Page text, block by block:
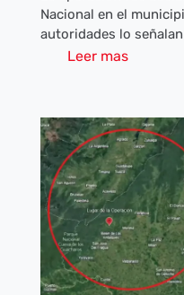
Nacional en el
autoridades lo señalan
Leer mas